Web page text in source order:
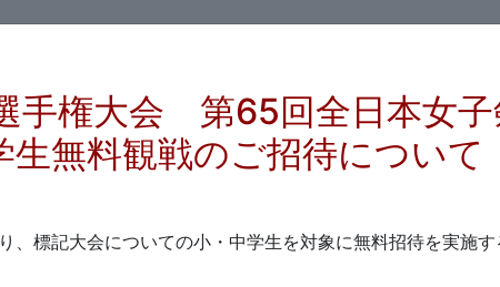
手権大会 第65回全日本女子
無料観戦のご招待について
標記大会についての小・中学生を対象に無料招待を実施す